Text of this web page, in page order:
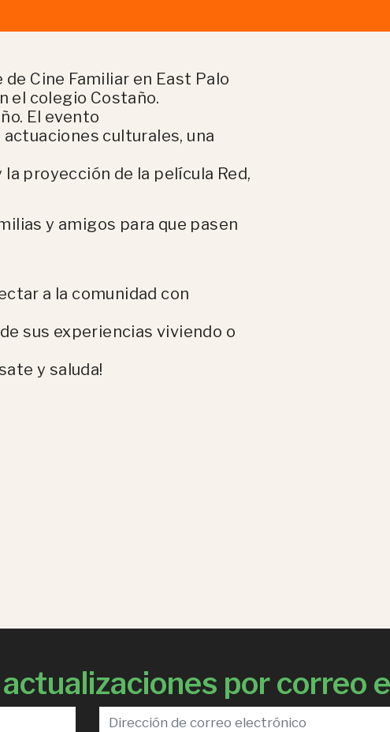
Cine Familiar en East Palo
el colegio Costaño.
El evento
culturales, una
proyección de la película Red,
y amigos para que pasen
a la comunidad con
sus experiencias viviendo o
y saluda!
por correo